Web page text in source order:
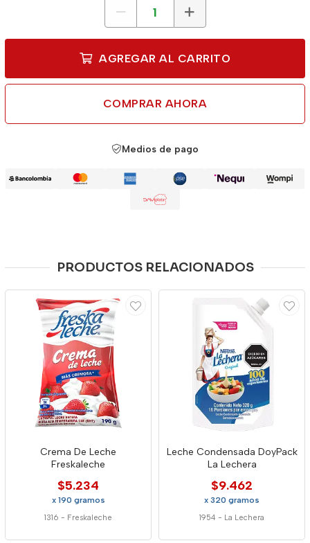
AGREGAR AL CARRITO
COMPRAR AHORA
Medios de pago
PRODUCTOS RELACIONADOS
Crema De Leche
Freskaleche
$5.234
x 190 gramos
1316 - Freskaleche
Leche Condensada DoyPack
La Lechera
$9.462
x 320 gramos
1954 - La Lechera